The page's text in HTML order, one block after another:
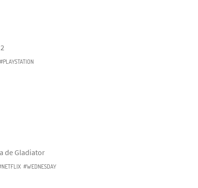
#PLAYSTATION
de Gladiator
#WEDNESDAY